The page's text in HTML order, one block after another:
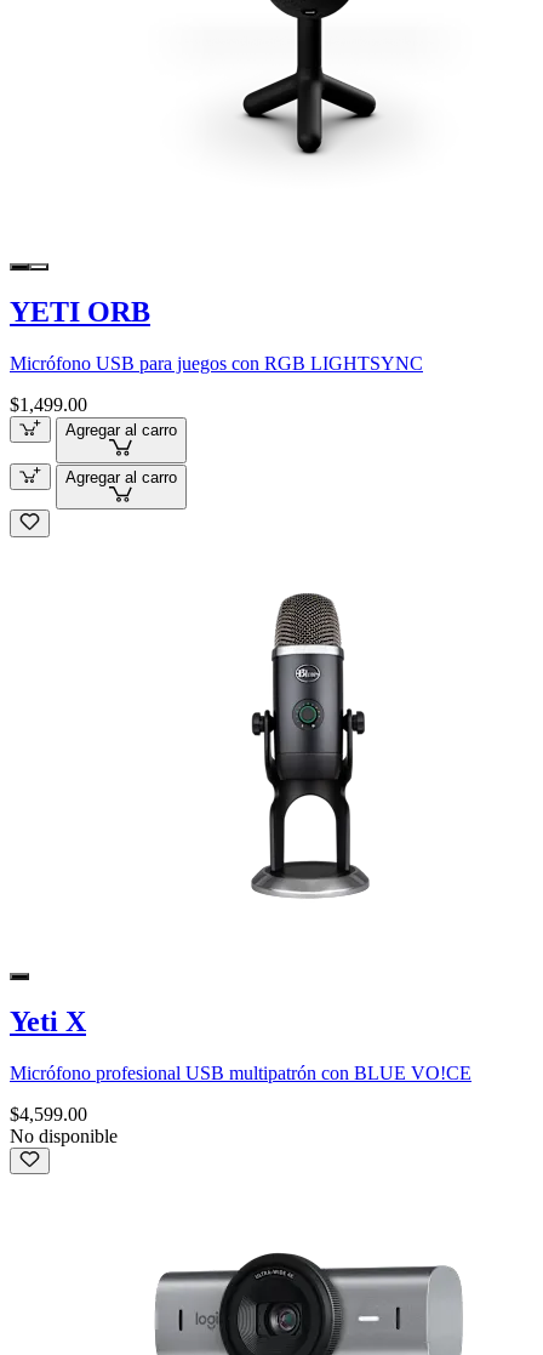
YETI ORB
Micrófono USB para juegos con RGB LIGHTSYNC
$1,499.00
Agregar al carro
Agregar al carro
Yeti X
Micrófono profesional USB multipatrón con BLUE VO!CE
$4,599.00
No disponible